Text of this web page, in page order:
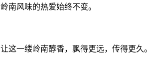
南风味的热爱始终不变。
这一缕岭南醇香，飘得更远，传得更久。